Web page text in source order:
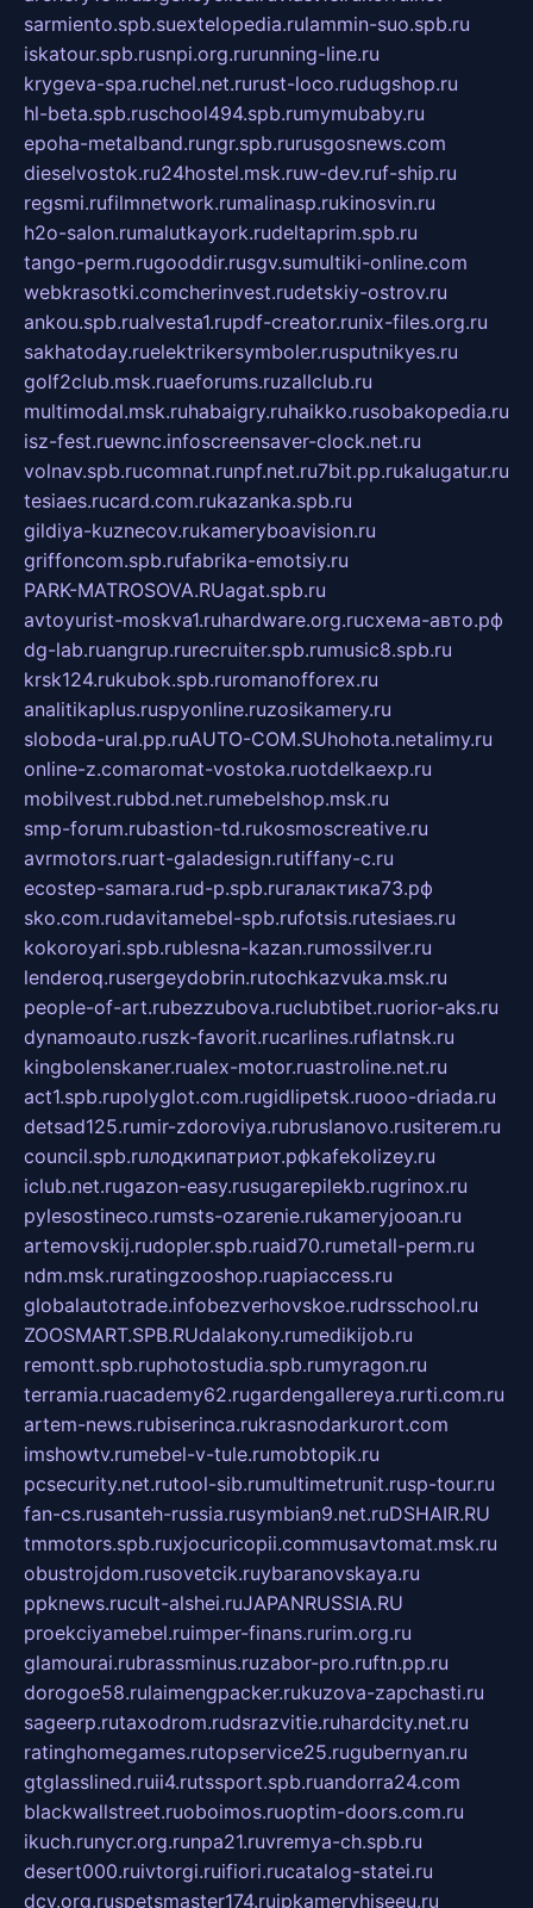
sarmiento.spb.suextelopedia.rulammin-suo.spb.ru
iskatour.spb.rusnpi.org.rurunning-line.ru
krygeva-spa.ruchel.net.rurust-loco.rudugshop.ru
hl-beta.spb.ruschool494.spb.rumymubaby.ru
epoha-metalband.rungr.spb.rurusgosnews.com
dieselvostok.ru24hostel.msk.ruw-dev.ruf-ship.ru
regsmi.rufilmnetwork.rumalinasp.rukinosvin.ru
h2o-salon.rumalutkayork.rudeltaprim.spb.ru
tango-perm.rugooddir.rusgv.sumultiki-online.com
webkrasotki.comcherinvest.rudetskiy-ostrov.ru
ankou.spb.rualvesta1.rupdf-creator.runix-files.org.ru
sakhatoday.ruelektrikersymboler.rusputnikyes.ru
golf2club.msk.ruaeforums.ruzallclub.ru
multimodal.msk.ruhabaigry.ruhaikko.rusobakopedia.ru
isz-fest.ruewnc.infoscreensaver-clock.net.ru
volnav.spb.rucomnat.runpf.net.ru7bit.pp.rukalugatur.ru
tesiaes.rucard.com.rukazanka.spb.ru
gildiya-kuznecov.rukameryboavision.ru
griffoncom.spb.rufabrika-emotsiy.ru
PARK-MATROSOVA.RUagat.spb.ru
avtoyurist-moskva1.ruhardware.org.ruсхема-авто.рф
dg-lab.ruangrup.rurecruiter.spb.rumusic8.spb.ru
krsk124.rukubok.spb.ruromanofforex.ru
analitikaplus.ruspyonline.ruzosikamery.ru
sloboda-ural.pp.ruAUTO-COM.SUhohota.netalimy.ru
online-z.comaromat-vostoka.ruotdelkaexp.ru
mobilvest.rubbd.net.rumebelshop.msk.ru
smp-forum.rubastion-td.rukosmoscreative.ru
avrmotors.ruart-galadesign.rutiffany-c.ru
ecostep-samara.rud-p.spb.ruгалактика73.рф
sko.com.rudavitamebel-spb.rufotsis.rutesiaes.ru
kokoroyari.spb.rublesna-kazan.rumossilver.ru
lenderoq.rusergeydobrin.rutochkazvuka.msk.ru
people-of-art.rubezzubova.ruclubtibet.ruorior-aks.ru
dynamoauto.ruszk-favorit.rucarlines.ruflatnsk.ru
kingbolenskaner.rualex-motor.ruastroline.net.ru
act1.spb.rupolyglot.com.rugidlipetsk.ruooo-driada.ru
detsad125.rumir-zdoroviya.rubruslanovo.rusiterem.ru
council.spb.ruлодкипатриот.рфkafekolizey.ru
iclub.net.rugazon-easy.rusugarepilekb.rugrinox.ru
pylesostineco.rumsts-ozarenie.rukameryjooan.ru
artemovskij.rudopler.spb.ruaid70.rumetall-perm.ru
ndm.msk.ruratingzooshop.ruapiaccess.ru
globalautotrade.infobezverhovskoe.rudrsschool.ru
ZOOSMART.SPB.RUdalakony.rumedikijob.ru
remontt.spb.ruphotostudia.spb.rumyragon.ru
terramia.ruacademy62.rugardengallereya.rurti.com.ru
artem-news.rubiserinca.rukrasnodarkurort.com
imshowtv.rumebel-v-tule.rumobtopik.ru
pcsecurity.net.rutool-sib.rumultimetrunit.rusp-tour.ru
fan-cs.rusanteh-russia.rusymbian9.net.ruDSHAIR.RU
tmmotors.spb.ruxjocuricopii.commusavtomat.msk.ru
obustrojdom.rusovetcik.ruybaranovskaya.ru
ppknews.rucult-alshei.ruJAPANRUSSIA.RU
proekciyamebel.ruimper-finans.rurim.org.ru
glamourai.rubrassminus.ruzabor-pro.ruftn.pp.ru
dorogoe58.rulaimengpacker.rukuzova-zapchasti.ru
sageerp.rutaxodrom.rudsrazvitie.ruhardcity.net.ru
ratinghomegames.rutopservice25.rugubernyan.ru
gtglasslined.ruii4.rutssport.spb.ruandorra24.com
blackwallstreet.ruoboimos.ruoptim-doors.com.ru
ikuch.runycr.org.runpa21.ruvremya-ch.spb.ru
desert000.ruivtorgi.ruifiori.rucatalog-statei.ru
dcv.org.ruspetsmaster174.ruipkameryhiseeu.ru